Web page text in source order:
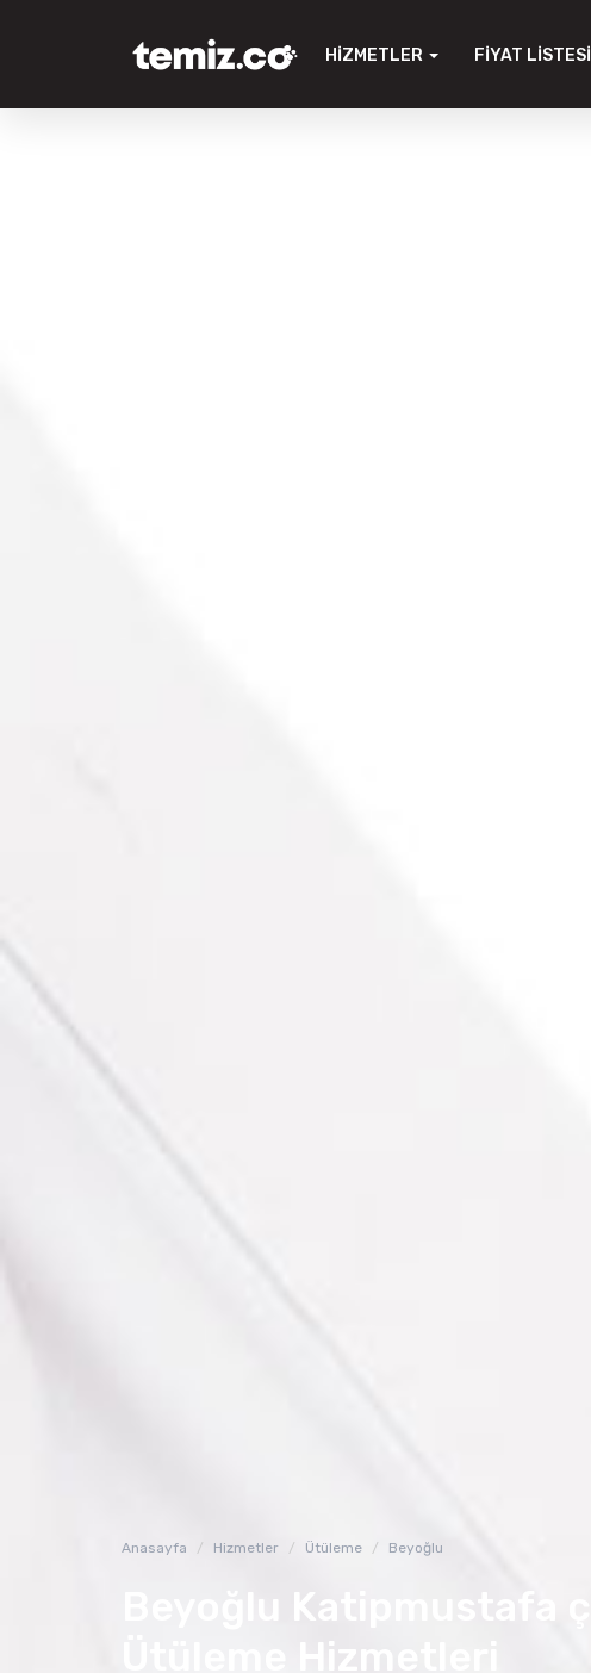
HIZMETLER FIYAT LISTESI
Anasayfa Hizmetler Ütüleme Beyoğlu